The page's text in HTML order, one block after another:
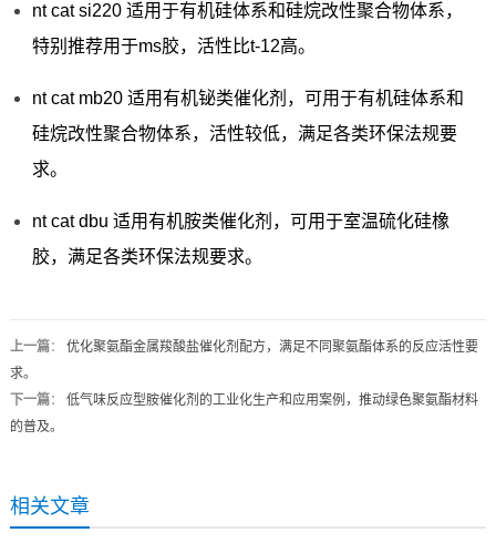
nt cat si220 适用于有机硅体系和硅烷改性聚合物体系，
特别推荐用于ms胶，活性比t-12高。
nt cat mb20 适用有机铋类催化剂，可用于有机硅体系和
硅烷改性聚合物体系，活性较低，满足各类环保法规要
求。
nt cat dbu 适用有机胺类催化剂，可用于室温硫化硅橡
胶，满足各类环保法规要求。
上一篇： 优化聚氨酯金属羧酸盐催化剂配方，满足不同聚氨酯体系的反应活性要
求。
下一篇： 低气味反应型胺催化剂的工业化生产和应用案例，推动绿色聚氨酯材料
的普及。
相关文章